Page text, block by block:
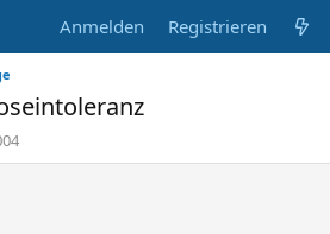
Anmelden Registrieren